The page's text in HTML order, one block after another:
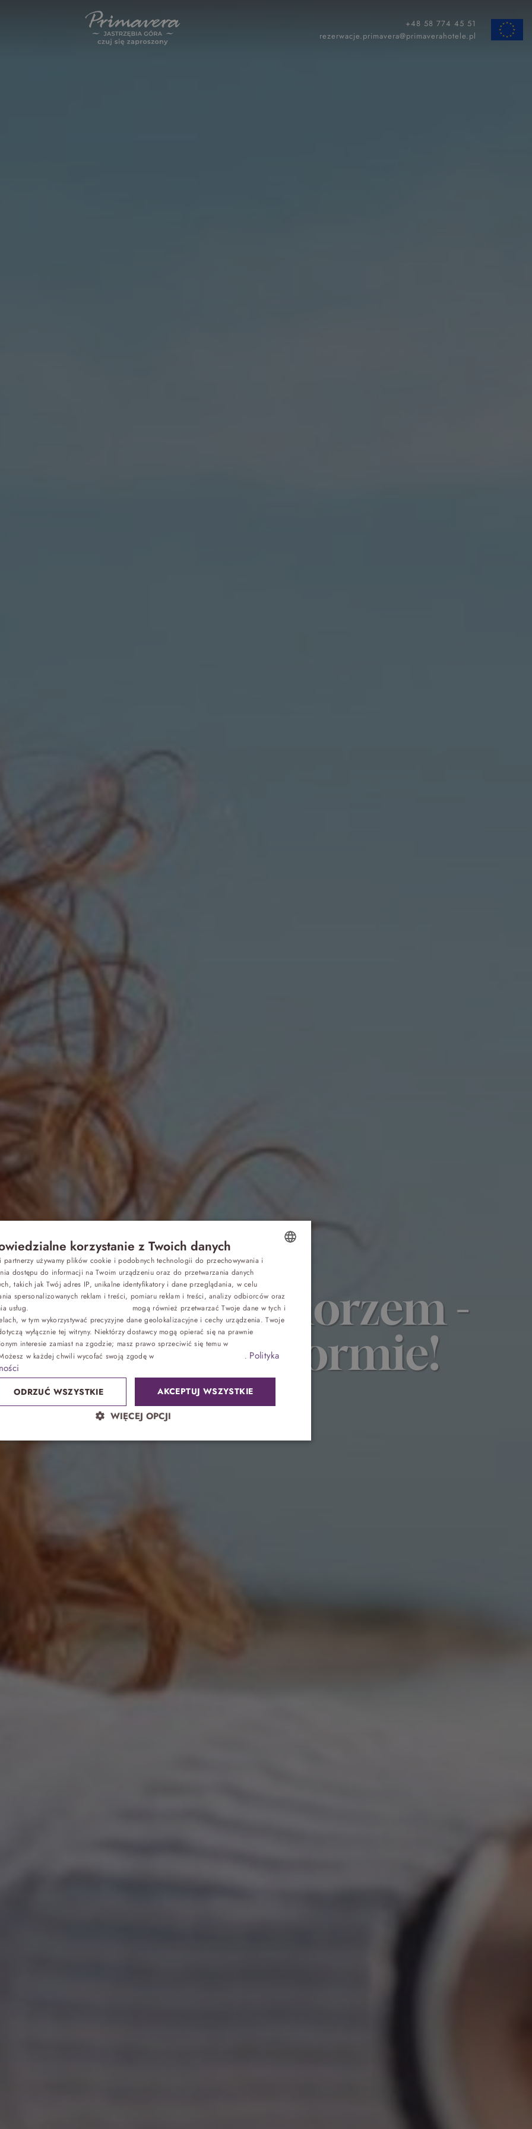
ZAMKNIJ
Z dziećmi
Biznes
Odchudzanie
Zdrowie
Sand SPA
Top 5 bestsellers
Program odchudzający Start
Program odchudzający SPA Deluxe
+48 58 774 45 51
rezerwacje.primavera@primaverahotele.pl
nad morzem -
w świetnej formie!
GERMAN
korzystanie z Twoich danych
partnerzy używamy plików cookie i podobnych technologii do przechowywania i
dostępu do informacji na Twoim urządzeniu oraz do przetwarzania danych
takich jak Twój adres IP, unikalne identyfikatory i dane przeglądania, w celu
spersonalizowanych reklam i treści, pomiaru reklam i treści, analizy odbiorców oraz
usług.
mogą również przetwarzać Twoje dane w tych i
w tym wykorzystywać precyzyjne dane geolokalizacyjne i cechy urządzenia. Twoje
wyłącznie tej witryny. Niektórzy dostawcy mogą opierać się na prawnie
interesie zamiast na zgodzie; masz prawo sprzeciwić się temu w
w każdej chwili wycofać swoją zgodę w . Polityka
AKCEPTUJ WSZYSTKIE
ODRZUĆ WSZYSTKIE
WIĘCEJ OPCJI